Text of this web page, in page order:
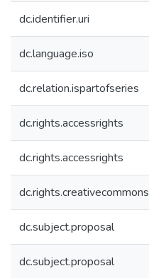
dc.identifier.uri
dc.language.iso
dc.relation.ispartofseries
dc.rights.accessrights
dc.rights.accessrights
dc.rights.creativecommons
dc.subject.proposal
dc.subject.proposal